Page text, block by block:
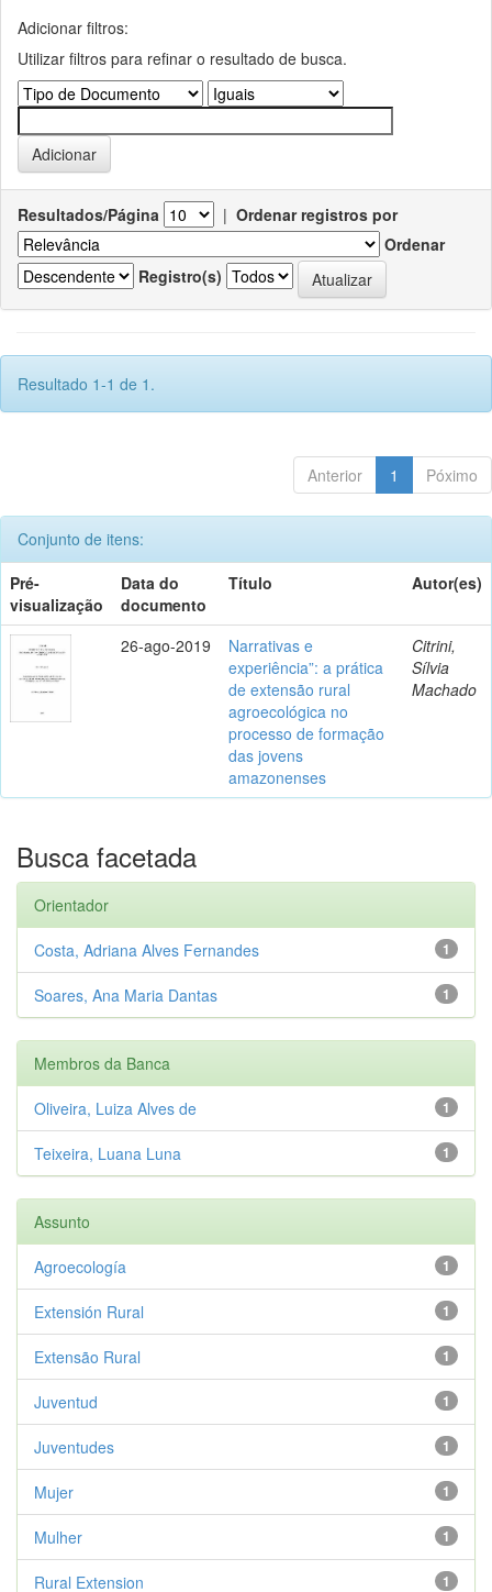
Adicionar filtros:
Utilizar filtros para refinar o resultado de busca.
Resultados/Página | Ordenar registros por
Ordenar
Registro(s)
Resultado 1-1 de 1.
Anterior 1 Póximo
Conjunto de itens:
Pré-
visualização
Data do
documento
Título Autor(es)
26-ago-2019
Narrativas e
experiência”: a prática
de extensão rural
agroecológica no
processo de formação
das jovens
amazonenses
Citrini,
Sílvia
Machado
Busca facetada
Orientador
1
Costa, Adriana Alves Fernandes
1
Soares, Ana Maria Dantas
Membros da Banca
1
Oliveira, Luiza Alves de
1
Teixeira, Luana Luna
Assunto
1
Agroecología
1
Extensión Rural
1
Extensão Rural
1
Juventud
1
Juventudes
1
Mujer
1
Mulher
1
Rural Extension